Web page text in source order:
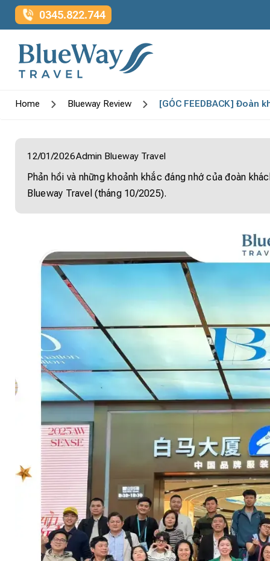
0345.822.744
Home Blueway Review [GÓC FEEDBACK] Đoàn
12/01/2026Admin Blueway Travel
Phản hồi và những khoảnh khắc đáng nhớ của đoàn
Blueway Travel (tháng 10/2025).